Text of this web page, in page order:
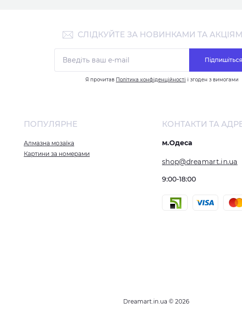
СЛІДКУЙТЕ ЗА НОВИНКАМИ ТА
Підпишіться
Я прочитав Політика конфіденційності і згоден з вимогами
ПОПУЛЯРНЕ
Алмазна мозаїка
Картини за номерами
КОНТАКТИ ТА
м.Одеса
shop@dreamart.in.ua
9:00-18:00
Dreamart.in.ua © 2026